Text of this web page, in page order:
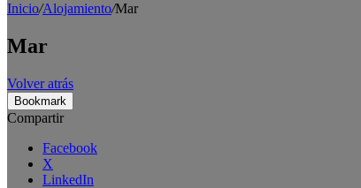
Inicio/Alojamiento/Mar
Mar
Volver atrás
Bookmark
Compartir
Facebook
X
LinkedIn